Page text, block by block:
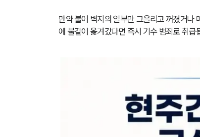
만약 불이 벽지의 일부만 그을리고 꺼졌거나
에 불길이 옮겨갔다면 즉시 기수 범죄로 취급